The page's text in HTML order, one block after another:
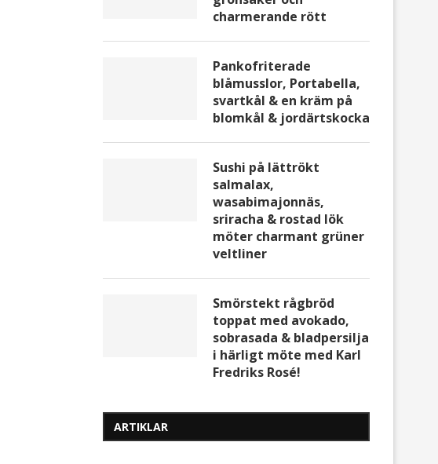
charmerande rött
Pankofriterade
blåmusslor, Portabella,
svartkål & en kräm på
blomkål & jordärtskocka
Sushi på lättrökt
salmalax,
wasabimajonnäs,
sriracha & rostad lök
möter charmant grüner
veltliner
Smörstekt rågbröd
toppat med avokado,
sobrasada & bladpersilja
i härligt möte med Karl
Fredriks Rosé!
ARTIKLAR